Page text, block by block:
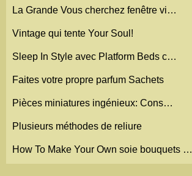
La Grande Vous cherchez fenêtre vi…
Vintage qui tente Your Soul!
Sleep In Style avec Platform Beds c…
Faites votre propre parfum Sachets
Pièces miniatures ingénieux: Cons…
Plusieurs méthodes de reliure
How To Make Your Own soie bouquets …